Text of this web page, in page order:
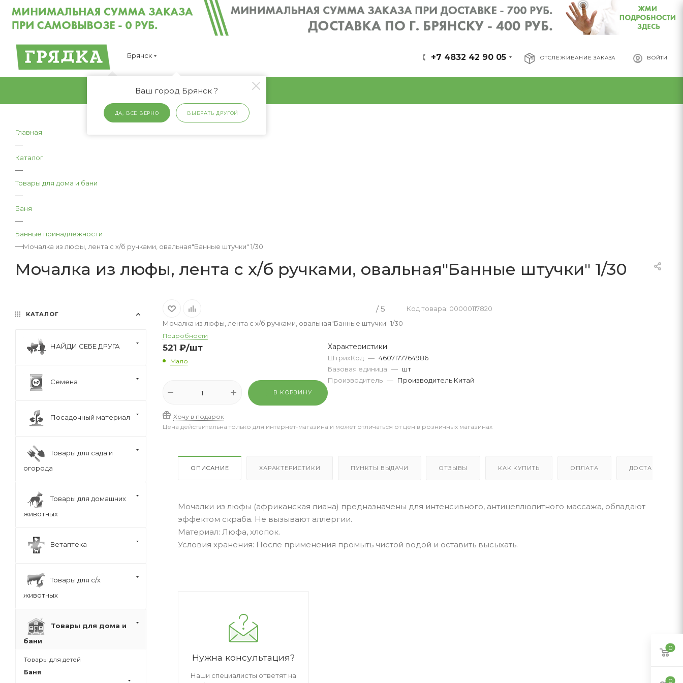
Брянск
Ваш город Брянск ?
ДА, ВСЕ ВЕРНО ВЫБРАТЬ ДРУГОЙ
ОТСЛЕЖИВАНИЕ ЗАКАЗА ВОЙТИ
+7 4832 42 90 05
Главная
—
Каталог
—
Товары для дома и бани
—
Баня
—
Банные принадлежности
—Мочалка из люфы, лента с х/б ручками, овальная"Банные штучки" 1/30
Мочалка из люфы, лента с х/б ручками, овальная"Банные штучки" 1/30
/ 5
Код товара: 00000117820
Мочалка из люфы, лента с х/б ручками, овальная"Банные штучки" 1/30
Подробности
521 ₽/шт
Мало
В КОРЗИНУ
Хочу в подарок
Характеристики
ШтрихКод — 4607177764986
Базовая единица — шт
Производитель — Производитель Китай
Цена действительна только для интернет-магазина и может отличаться от цен в розничных магазинах
ОПИСАНИЕ ХАРАКТЕРИСТИКИ ПУНКТЫ ВЫДАЧИ ОТЗЫВЫ КАК КУПИТЬ ОПЛАТА ДОСТАВКА
Мочалки из люфы (африканская лиана) предназначены для интенсивного, антицеллюлитного массажа, обладают
эффектом скраба. Не вызывают аллергии.
Материал: Люфа, хлопок.
Условия хранения: После применения промыть чистой водой и оставить высыхать.
Нужна консультация?
Наши специалисты ответят на
КАТАЛОГ
НАЙДИ СЕБЕ ДРУГА
Семена
Посадочный материал
Товары для сада и
огорода
Товары для домашних
животных
Ветаптека
Товары для с/х
животных
Товары для дома и
бани
Товары для детей
Баня
0
0